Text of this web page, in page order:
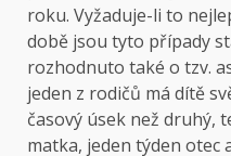
roku. Vyžaduje-li to
době jsou tyto případy
rozhodnuto také o tzv.
jeden z rodičů má dítě
časový úsek než druhý,
matka, jeden týden otec